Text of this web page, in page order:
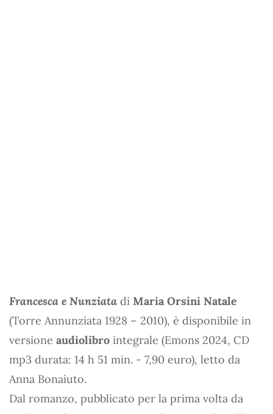
Francesca e Nunziata di Maria Orsini Natale
(Torre Annunziata 1928 – 2010), è disponibile in
versione audiolibro integrale (Emons 2024, CD
mp3 durata: 14 h 51 min. - 7,90 euro), letto da
Anna Bonaiuto.
Dal romanzo, pubblicato per la prima volta da